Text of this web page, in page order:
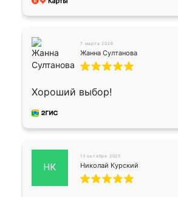
7 марта 2026
Жанна Султанова
Хороший выбор!
НК
13 октября 2025
Николай Курский